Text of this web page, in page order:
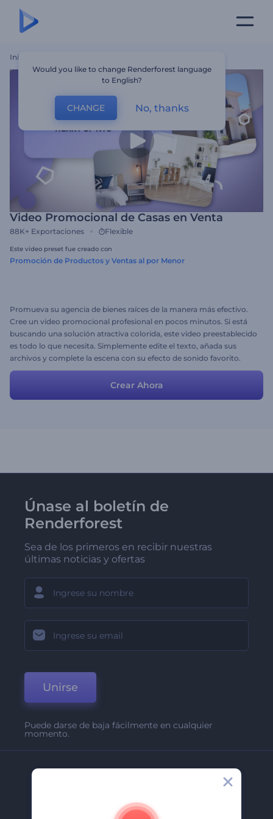
Inicio
Video Promocional de Casas en Venta
88K+ Exportaciones Flexible
Este video preset fue creado con
Promoción de Productos y Ventas al por Menor
Promueva su agencia de bienes raíces de la manera más efectivo.
Cree un video promocional profesional en pocos minutos. Si está
buscando una solución atractiva colorida, este video preestablecido
es todo lo que necesita. Simplemente edite el texto, añada sus
archivos y complete la escena con su efecto de sonido favorito.
¡Pruébelo ahora mismo y atraiga nuevos clientes!
Crear Ahora
Únase al boletín de
Renderforest
Sea de los primeros en recibir nuestras
últimas noticias y ofertas
Unirse
Puede darse de baja fácilmente en cualquier
momento.
Would you like to change Renderforest language
to English?
CHANGE No, thanks